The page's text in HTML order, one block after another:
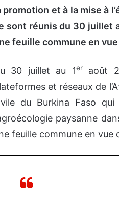
promotion et à la mise à
sont réunis du 30 juillet
feuille commune en
30 juillet au 1eraoût
et réseaux de
du Burkina Faso
paysanne
feuille commune en vue